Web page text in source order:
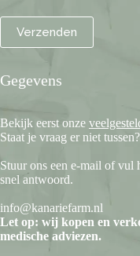
Gegevens
Bekijk eerst onze
Staat je vraag er niet tussen?
Stuur ons een e-mail of vul
snel antwoord.
info@kanariefarm.nl
Let op: wij kopen en
medische adviezen.